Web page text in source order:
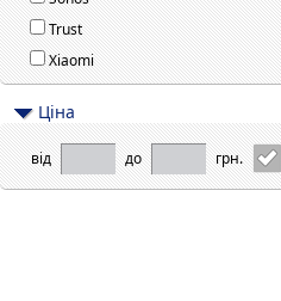
Trust
Xiaomi
Цiна
від до грн.